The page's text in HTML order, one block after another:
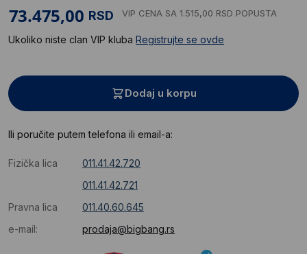
RSD VIP CENA SA 1.515,00 RSD POPUSTA
Ukoliko niste clan VIP kluba Registrujte se ovde
Dodaj u korpu
Ili poručite putem telefona ili email-a:
Fizička lica
011.41.42.720
011.41.42.721
Pravna lica
011.40.60.645
e-mail:
prodaja@bigbang.rs